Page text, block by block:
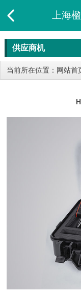
上海
供应商机
当前所在位置： 网站首